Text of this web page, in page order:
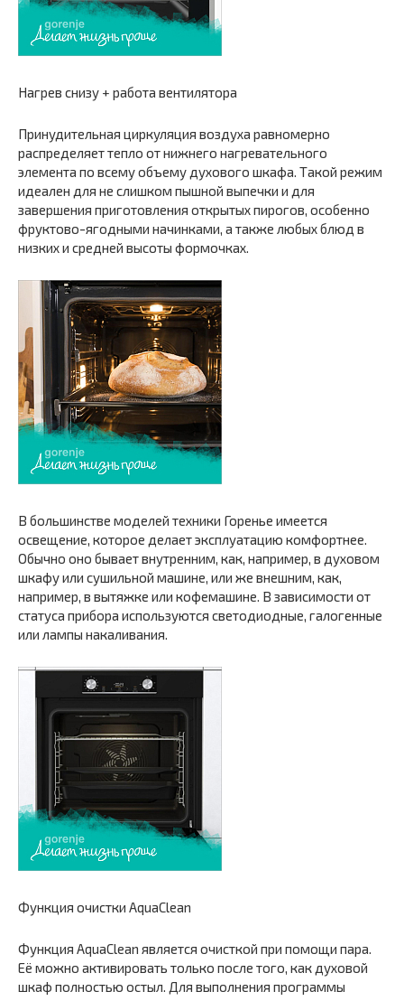
Нагрев снизу + работа вентилятора
Принудительная циркуляция воздуха равномерно
распределяет тепло от нижнего нагревательного
элемента по всему объему духового шкафа. Такой режим
идеален для не слишком пышной выпечки и для
завершения приготовления открытых пирогов, особенно
фруктово-ягодными начинками, а также любых блюд в
низких и средней высоты формочках.
В большинстве моделей техники Горенье имеется
освещение, которое делает эксплуатацию комфортнее.
Обычно оно бывает внутренним, как, например, в духовом
шкафу или сушильной машине, или же внешним, как,
например, в вытяжке или кофемашине. В зависимости от
статуса прибора используются светодиодные, галогенные
или лампы накаливания.
Функция очистки AquaClean
Функция AquaClean является очисткой при помощи пара.
Её можно активировать только после того, как духовой
шкаф полностью остыл. Для выполнения программы